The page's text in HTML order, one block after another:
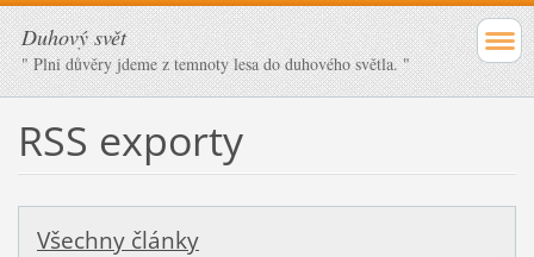
Duhový svět
" Plni důvěry jdeme z temnoty lesa do duhového světla. "
RSS exporty
Všechny články